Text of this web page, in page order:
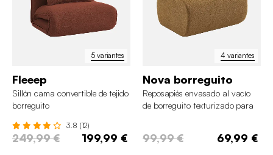
5 variantes
Fleeep
Sillón cama convertible de tejido
borreguito
3.8 (12)
249,99 € 199,99 €
4 variantes
Nova borreguito
Reposapiés envasado al vacío
de borreguito texturizado para
99,99 € 69,99 €